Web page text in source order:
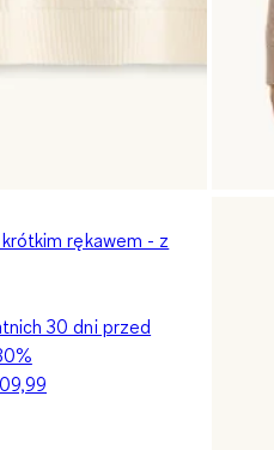
rękawem - z
30 dni przed